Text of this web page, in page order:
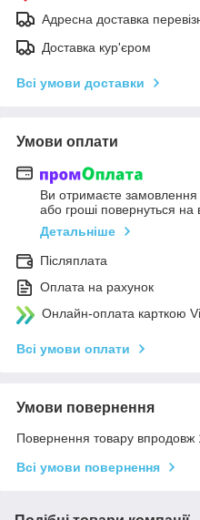
Адресна доставка
Доставка кур'єром
Всі умови доставки
Умови оплати
Ви отримаєте замовлення
або гроші повернуться на
Детальніше
Післяплата
Оплата на рахунок
Онлайн-оплата карткою
Всі умови оплати
Умови повернення
Повернення товару впродовж
Всі умови повернення